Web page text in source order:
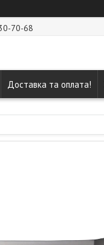
70-68
Доставка та оплата!